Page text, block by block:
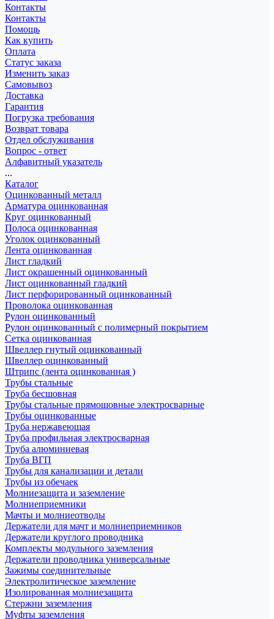
Контакты
Контакты
Помощь
Как купить
Оплата
Статус заказа
Изменить заказ
Самовывоз
Доставка
Гарантия
Погрузка требования
Возврат товара
Отдел обслуживания
Вопрос - ответ
Алфавитный указатель
...
Каталог
Оцинкованный металл
Арматура оцинкованная
Круг оцинкованный
Полоса оцинкованная
Уголок оцинкованный
Лента оцинкованная
Лист гладкий
Лист окрашенный оцинкованный
Лист оцинкованный гладкий
Лист перфорированный оцинкованный
Проволока оцинкованная
Рулон оцинкованный
Рулон оцинкованный с полимерный покрытием
Сетка оцинкованная
Швеллер гнутый оцинкованный
Швеллер оцинкованный
Штрипс (лента оцинкованная )
Трубы стальные
Труба бесшовная
Трубы стальные прямошовные электросварные
Трубы оцинкованные
Труба нержавеющая
Труба профильная электросварная
Труба алюминиевая
Труба ВГП
Трубы для канализации и детали
Трубы из обечаек
Молниезащита и заземление
Молниеприемники
Мачты и молниеотводы
Держатели для мачт и молниеприемников
Держатели круглого проводника
Комплекты модульного заземления
Держатели проводника универсальные
Зажимы соединительные
Электролитическое заземление
Изолированная молниезащита
Стержни заземления
Муфты заземления